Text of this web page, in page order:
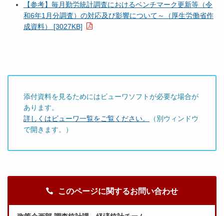
【参考】毎月勤労統計調査におけるベンチマーク更新等（令
和6年1月分調査）の対応及び影響について～（厚生労働省作
成資料） [3027KB]
添付資料を見るためにはビューワソフトが必要な場合が
あります。
詳しくはビューワ一覧をご覧ください。
（別ウィンドウ
で開きます。）
このページに関するお問い合わせ